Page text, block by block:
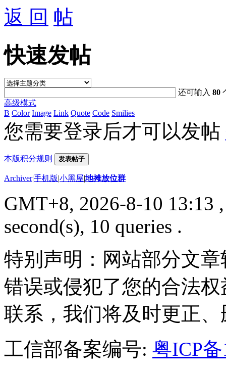
返 回
快速发帖
还可输入80
高级模式
B Color Image Link Quote Code Smilies
您需要登录后才可以发帖
本版积分规则 发表帖子
Archiver|手机版|小黑屋|地摊放位群
GMT+8, 2026-8-10 13:13
second(s), 10 queries .
特别声明：网站部分文
错误或侵犯了您的合法
联系，我们将及时更正
工信部备案编号: 粤ICP